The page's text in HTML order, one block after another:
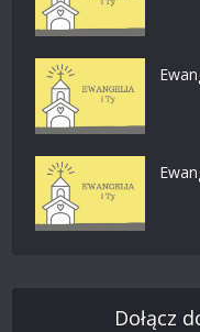
Dołącz